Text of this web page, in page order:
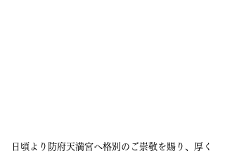
日頃より防府天満宮へ格別のご崇敬を賜り、厚く